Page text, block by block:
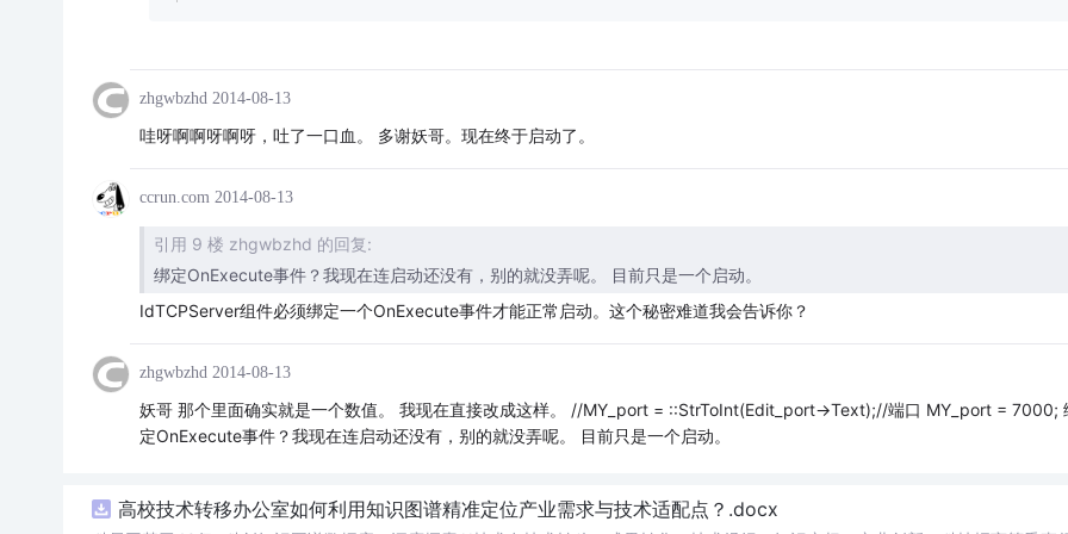
zhgwbzhd 2014-08-13
哇呀啊啊呀啊呀，吐了一口血。 多谢妖哥。现在终于启动了。
ccrun.com 2014-08-13
引用 9 楼 zhgwbzhd 的回复:
绑定OnExecute事件？我现在连启动还没有，别的就没弄呢。 目前只是一个启动。
IdTCPServer组件必须绑定一个OnExecute事件才能正常启动。这个秘密难道我会告诉你？
zhgwbzhd 2014-08-13
妖哥 那个里面确实就是一个数值。 我现在直接改成这样。 //MY_port = ::StrToInt(Edit_port->Text);//端口 MY_port = 7000;
定OnExecute事件？我现在连启动还没有，别的就没弄呢。 目前只是一个启动。
高校技术转移办公室如何利用知识图谱精准定位产业需求与技术适配点？.docx